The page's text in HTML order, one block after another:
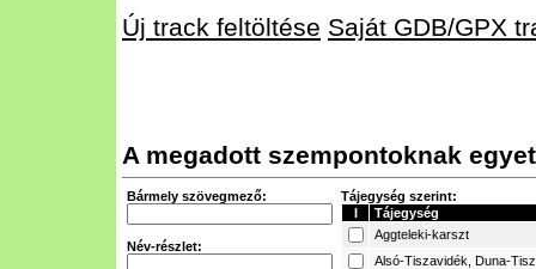
Új track feltöltése Saját GDB/GPX
A megadott szempontoknak
Bármely szövegmező:
Név-részlet:
Tájegység szerint:
I
Tájegység
Aggteleki-karszt
Alsó-Tiszavidék, Duna-